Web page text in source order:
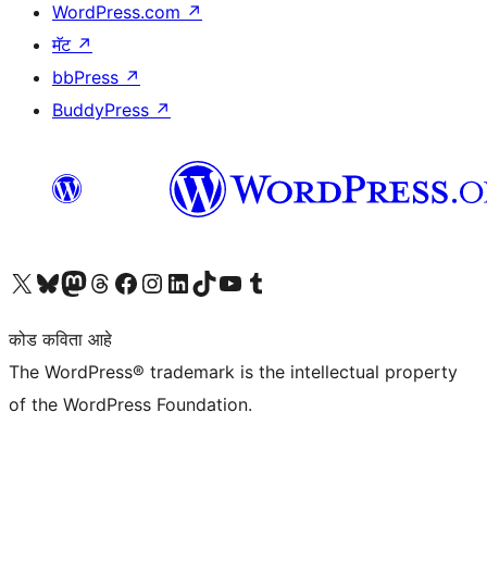
WordPress.com ↗
मॅट ↗
bbPress ↗
BuddyPress ↗
आमच्या X (एक्स) (पूर्वीचे ट्विटर) खात्याला भेट द्या आमच्या ब्लूस्की खात्याला भेट द्या.आमच्या Mastodon खात्याला भेट द्या.आमच्या थ्रेड्स खात्याला भेट द्या. आमच्या फेसबुक पेजला भेट द्या आमच्या इंस्टाग्राम खात्याला भेट द्या आमच्या लिंक्डइन खात्याला भेट द्या आमच्या टिकटॉक अकाउंटला भेट द्या.आमच्या यूट्यूब चॅनेलला भेट द्या आमच्या टंबलर खात्याला भेट द्या.
कोड कविता आहे
The WordPress® trademark is the intellectual property
of the WordPress Foundation.